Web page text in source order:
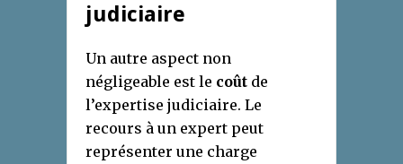
judiciaire
Un autre aspect non
négligeable est le coût de
l’expertise judiciaire. Le
recours à un expert peut
représenter une charge